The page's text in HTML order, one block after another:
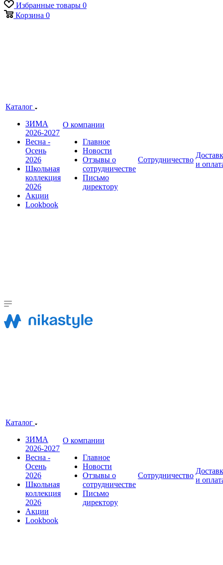
Избранные товары 0
Корзина 0
Каталог
ЗИМА
2026-2027
Весна -
Осень
2026
Школьная
коллекция
2026
Акции
Lookbook
О компании
Главное
Новости
Отзывы о
сотрудничестве
Письмо
директору
Сотрудничество
и
Каталог
ЗИМА
2026-2027
Весна -
Осень
2026
Школьная
коллекция
2026
Акции
Lookbook
О компании
Главное
Новости
Отзывы о
сотрудничестве
Письмо
директору
Сотрудничество
и